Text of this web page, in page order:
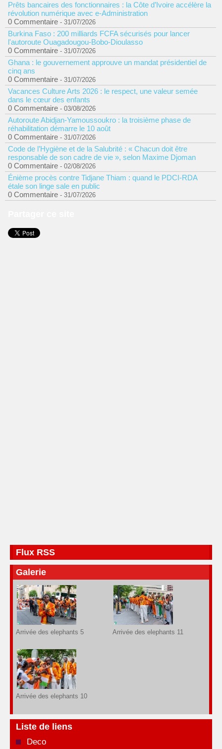
Prêts bancaires des fonctionnaires : la Côte d’Ivoire accélère la
révolution numérique avec e-Administration
0 Commentaire - 31/07/2026
Burkina Faso : 200 milliards FCFA sécurisés pour lancer
l'autoroute Ouagadougou-Bobo-Dioulasso
0 Commentaire - 31/07/2026
Ghana : le gouvernement approuve un mandat présidentiel de
cinq ans
0 Commentaire - 31/07/2026
Vacances Culture Arts 2026 : le respect, une valeur semée
dans le cœur des enfants
0 Commentaire - 03/08/2026
Autoroute Abidjan-Yamoussoukro : la troisième phase de
réhabilitation démarre le 10 août
0 Commentaire - 31/07/2026
Code de l’Hygiène et de la Salubrité : « Chacun doit être
responsable de son cadre de vie », selon Maxime Djoman
0 Commentaire - 02/08/2026
Énième procès contre Tidjane Thiam : quand le PDCI-RDA
étale son linge sale en public
0 Commentaire - 31/07/2026
Flux RSS
Galerie
Arrivée des elephants 5 Arrivée des elephants 11
Arrivée des elephants 10
Liste de liens
Deco